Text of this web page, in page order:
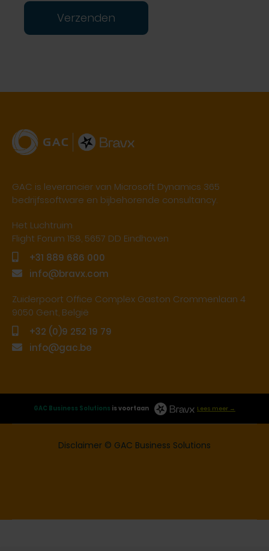
Verzenden
GAC is leverancier van Microsoft Dynamics 365
bedrijfssoftware en bijbehorende consultancy.
Het Luchtruim
Flight Forum 158, 5657 DD Eindhoven
+31 889 686 000
info@bravx.com
Zuiderpoort Office Complex Gaston Crommenlaan 4
9050 Gent, België
+32 (0)9 252 19 79
info@gac.be
GAC Business Solutions is voortaan Lees meer →
Disclaimer © GAC Business Solutions